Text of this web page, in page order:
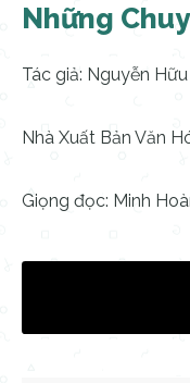
Những
Tác giả: Nguyễn Hữu
Nhà Xuất Bản Văn
Giọng đọc: Minh